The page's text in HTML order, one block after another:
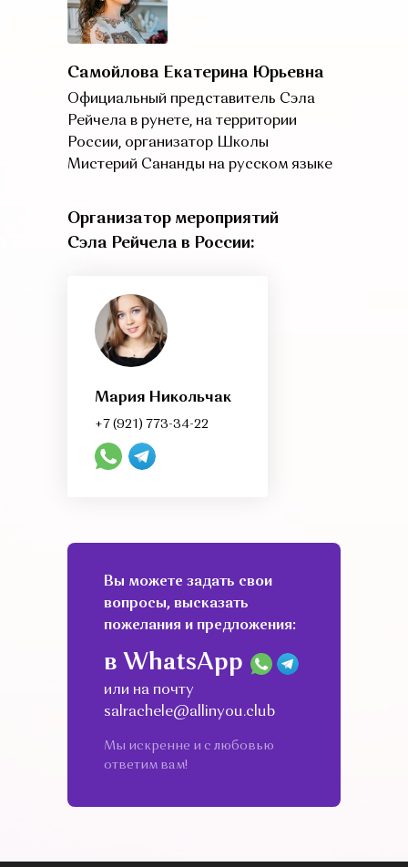
Самойлова Екатерина Юрьевна
Официальный представитель Сэла
Рейчела в рунете, на территории
России, организатор Школы
Мистерий Сананды на русском языке
Вы можете задать свои
вопросы, высказать
пожелания и предложения:
или на почту
salrachele@allinyou.club
в WhatsApp
Мы искренне и с любовью
ответим вам!
Организатор мероприятий
Сэла Рейчела в России:
Мария Никольчак
+7 (921) 773-34-22